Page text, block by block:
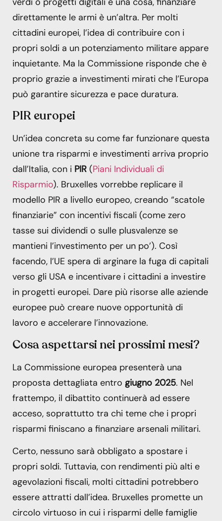
direttamente le armi è un’altra. Per molti
cittadini europei, l’idea di contribuire con i
propri soldi a un potenziamento militare appare
inquietante. Ma la Commissione risponde che è
proprio grazie a investimenti mirati che l’Europa
può garantire sicurezza e pace duratura.
PIR europei
Un’idea concreta su come far funzionare questa
unione tra risparmi e investimenti arriva proprio
dall’Italia, con i PIR (Piani Individuali di
Risparmio). Bruxelles vorrebbe replicare il
modello PIR a livello europeo, creando “scatole
finanziarie” con incentivi fiscali (come zero
tasse sui dividendi o sulle plusvalenze se
mantieni l’investimento per un po’). Così
facendo, l’UE spera di arginare la fuga di capitali
verso gli USA e incentivare i cittadini a investire
in progetti europei. Dare più risorse alle aziende
europee può creare nuove opportunità di
lavoro e accelerare l’innovazione.
Cosa aspettarsi nei prossimi mesi?
La Commissione europea presenterà una
proposta dettagliata entro giugno 2025. Nel
frattempo, il dibattito continuerà ad essere
acceso, soprattutto tra chi teme che i propri
risparmi finiscano a finanziare arsenali militari.
Certo, nessuno sarà obbligato a spostare i
propri soldi. Tuttavia, con rendimenti più alti e
agevolazioni fiscali, molti cittadini potrebbero
essere attratti dall’idea. Bruxelles promette un
circolo virtuoso in cui i risparmi delle famiglie